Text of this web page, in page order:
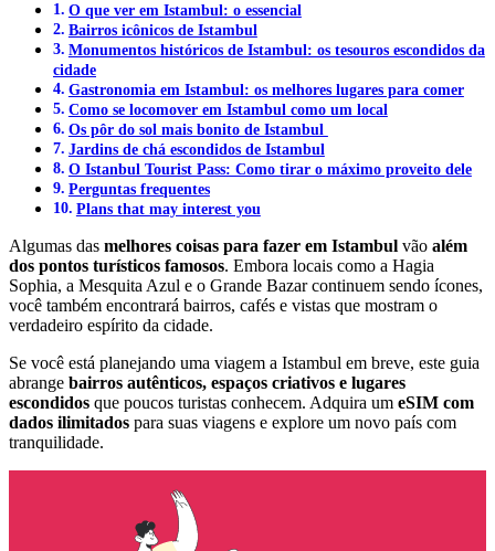
O que ver em Istambul: o essencial
Bairros icônicos de Istambul
Monumentos históricos de Istambul: os tesouros escondidos da
cidade
Gastronomia em Istambul: os melhores lugares para comer
Como se locomover em Istambul como um local
Os pôr do sol mais bonito de Istambul
Jardins de chá escondidos de Istambul
O Istanbul Tourist Pass: Como tirar o máximo proveito dele
Perguntas frequentes
Plans that may interest you
Algumas das melhores coisas para fazer em Istambul vão além
dos pontos turísticos famosos. Embora locais como a Hagia
Sophia, a Mesquita Azul e o Grande Bazar continuem sendo ícones,
você também encontrará bairros, cafés e vistas que mostram o
verdadeiro espírito da cidade.
Se você está planejando uma viagem a Istambul em breve, este guia
abrange bairros autênticos, espaços criativos e lugares
escondidos que poucos turistas conhecem. Adquira um eSIM com
dados ilimitados para suas viagens e explore um novo país com
tranquilidade.